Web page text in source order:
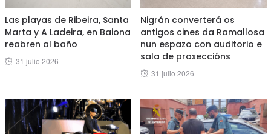
Las playas de Ribeira, Santa
Marta y A Ladeira, en Baiona
reabren al baño
Posted
31 julio 2026
Nigrán converterá os
antigos cines da Ramallosa
nun espazo con auditorio e
sala de proxeccións
Posted
31 julio 2026